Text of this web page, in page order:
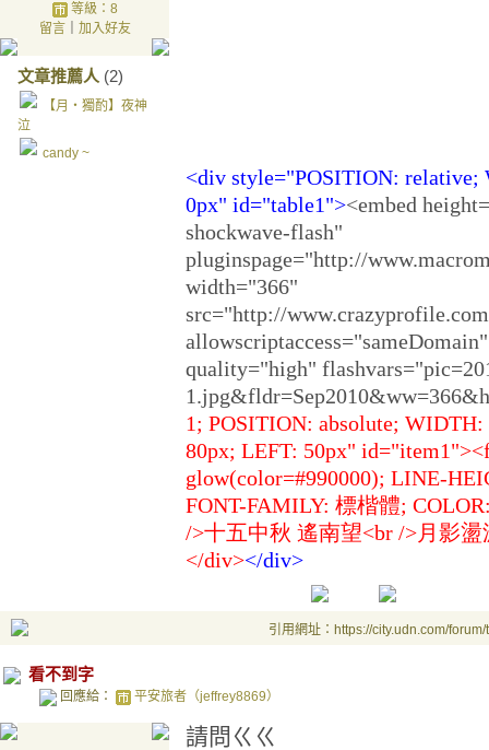
等級：8
留言｜ 加入好友
文章推薦人 (2)
【月‧獨酌】夜神
泣
candy ~
<div style="POSITION:
0px" id="table1"><embed
shockwave-flash"
pluginspage="http://
width="366"
src="http://
quality="high"
1; POSITION: absolute;
80px; LEFT: 50px"
glow(color=#990000); LINE-
FONT-FAMILY: 標楷體;
/>十五中秋 遙南望<br />月影盪
</div></div>
引用網址：https://city.udn.com/
看不到字
回應給： 平安旅者（jeffrey8869）
請問ㄍㄍ